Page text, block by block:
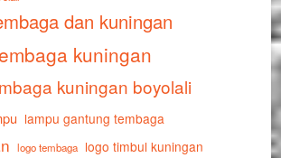
dan kuningan
kuningan
kuningan boyolali
lampu gantung tembaga
logo tembaga logo timbul kuningan